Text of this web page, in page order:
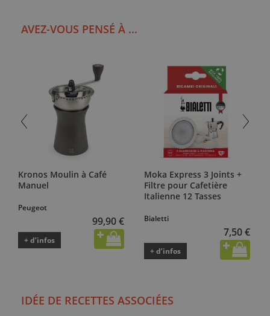
AVEZ-VOUS PENSÉ À ...
Kronos Moulin à Café
Manuel
Peugeot
99,90 €
+ d’infos
Moka Express 3 Joints +
Filtre pour Cafetière
Italienne 12 Tasses
Bialetti
7,50 €
+ d’infos
IDÉE DE RECETTES ASSOCIÉES